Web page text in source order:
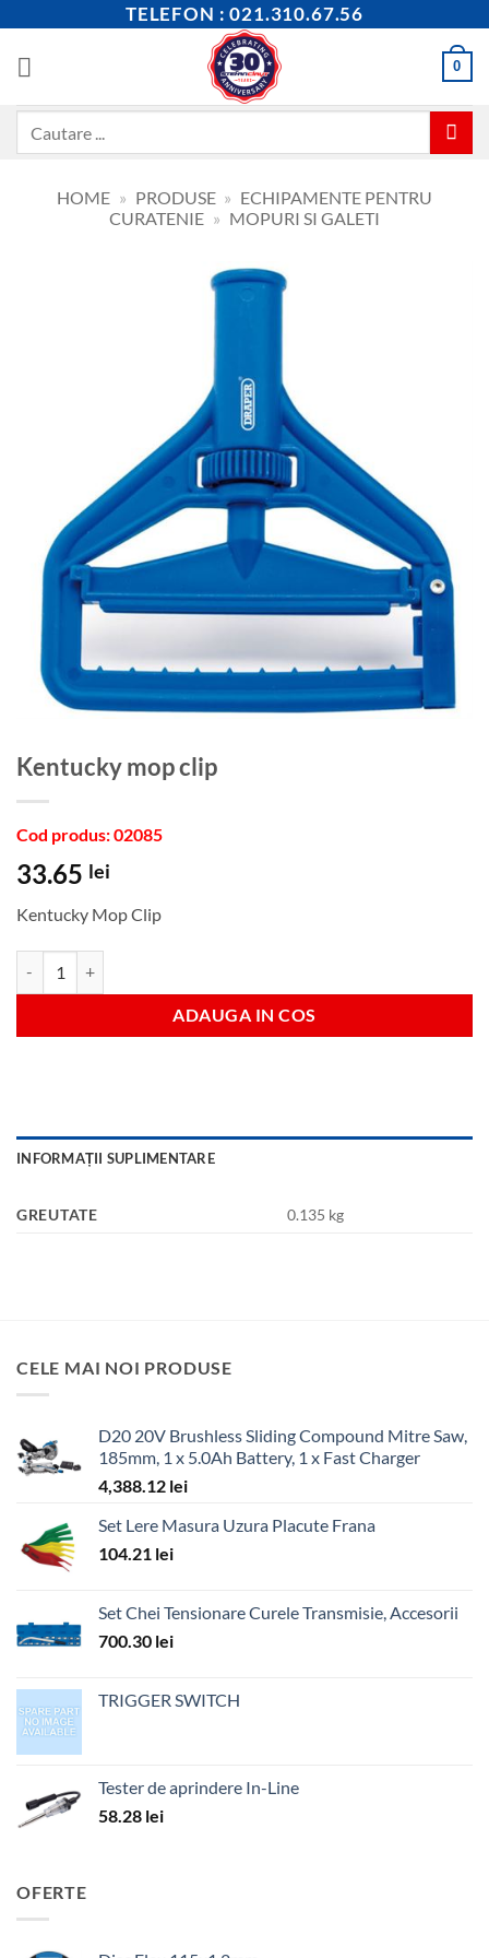
content
TELEFON : 021.310.67.56
0
HOME » PRODUSE » ECHIPAMENTE PENTRU
CURATENIE » MOPURI SI GALETI
Kentucky mop clip
Cod produs: 02085
33.65 lei
Kentucky Mop Clip
ADAUGA IN COS
INFORMAȚII SUPLIMENTARE
GREUTATE 0.135 kg
CELE MAI NOI PRODUSE
D20 20V Brushless Sliding Compound Mitre Saw,
185mm, 1 x 5.0Ah Battery, 1 x Fast Charger
4,388.12 lei
Set Lere Masura Uzura Placute Frana
104.21 lei
Set Chei Tensionare Curele Transmisie, Accesorii
700.30 lei
TRIGGER SWITCH
Tester de aprindere In-Line
58.28 lei
OFERTE